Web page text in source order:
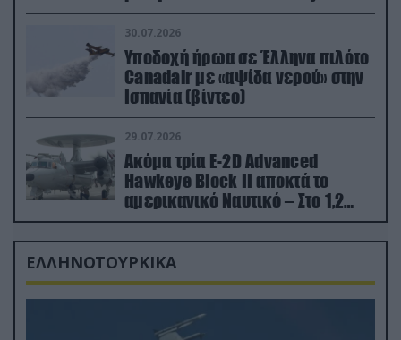
εκτινάχθηκε εγκαίρως
30.07.2026
Υποδοχή ήρωα σε Έλληνα πιλότο
Canadair με «αψίδα νερού» στην
Ισπανία (βίντεο)
29.07.2026
Ακόμα τρία E-2D Advanced
Hawkeye Block II αποκτά το
αμερικανικό Ναυτικό – Στο 1,2
δισ.δολάρια το κόστος
ΕΛΛΗΝΟΤΟΥΡΚΙΚΑ